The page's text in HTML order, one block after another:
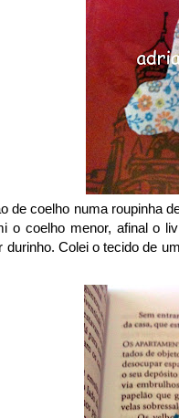
de coelho numa roupinha
o coelho menor, afinal o
durinho. Colei o tecido de